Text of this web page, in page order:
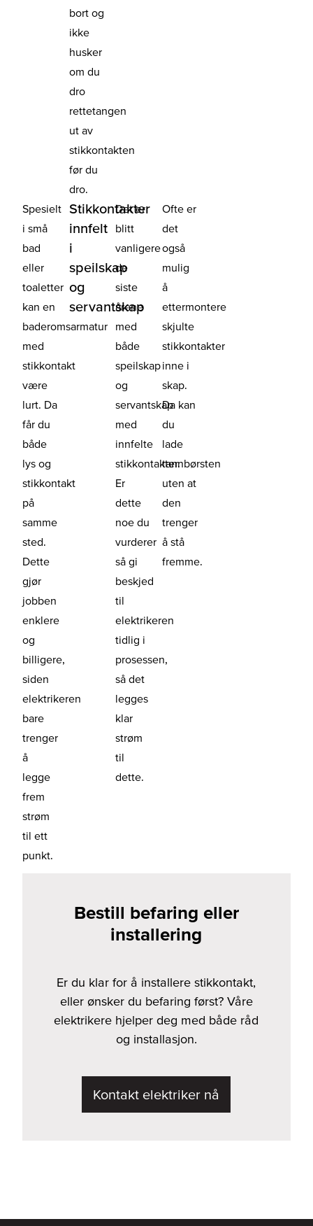
bort og
ikke
husker
om du
dro
rettetangen
ut av
stikkontakten
før du
dro.
Spesielt
i små
bad
eller
toaletter
kan en
baderomsarmatur
med
stikkontakt
være
lurt. Da
får du
både
lys og
stikkontakt
på
samme
sted.
Dette
gjør
jobben
enklere
og
billigere,
siden
elektrikeren
bare
trenger
å
legge
frem
strøm
til ett
punkt.
Stikkontakter
innfelt
i
speilskap
og
servantskap
Det er
blitt
vanligere
de
siste
årene
med
både
speilskap
og
servantskap
med
innfelte
stikkontakter.
Er
dette
noe du
vurderer
så gi
beskjed
til
elektrikeren
tidlig i
prosessen,
så det
legges
klar
strøm
til
dette.
Ofte er
det
også
mulig
å
ettermontere
skjulte
stikkontakter
inne i
skap.
Da kan
du
lade
tannbørsten
uten at
den
trenger
å stå
fremme.
Bestill befaring eller
installering
Er du klar for å installere stikkontakt,
eller ønsker du befaring først? Våre
elektrikere hjelper deg med både råd
og installasjon.
Kontakt elektriker nå